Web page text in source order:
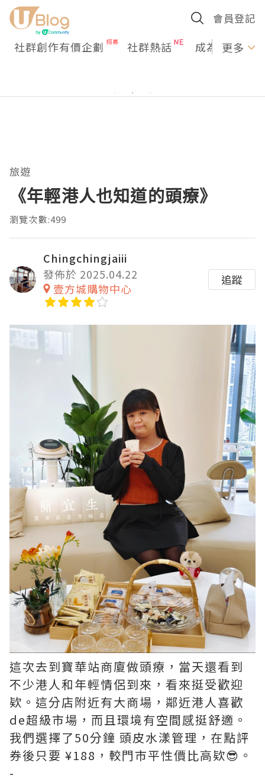
會員登記
社群創作有價企劃 社群熱話 成為U更多
旅遊
《年輕港人也知道的頭療》
瀏覽次數:499
Chingchingjaiii
發佈於 2025.04.22
壹方城購物中心
追蹤
這次去到寶華站商廈做頭療，當天還看到
不少港人和年輕情侶到來，看來挺受歡迎
欵。這分店附近有大商場，鄰近港人喜歡
de超級市場，而且環境有空間感挺舒適。
我們選擇了50分鐘 頭皮水漾管理，在點評
券後只要 ¥188，較門市平性價比高欵😎。
-